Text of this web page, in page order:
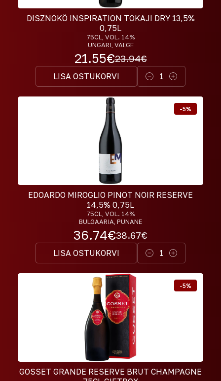
DISZNOKÖ INSPIRATION TOKAJI DRY 13,5%
0,75L
75CL
, VOL. 14%
UNGARI, VALGE
21.55€23.94€
LISA OSTUKORVI 1
-5%
EDOARDO MIROGLIO PINOT NOIR RESERVE
14,5% 0,75L
75CL
, VOL. 14%
BULGAARIA, PUNANE
36.74€38.67€
LISA OSTUKORVI 1
-5%
GOSSET GRANDE RESERVE BRUT CHAMPAGNE